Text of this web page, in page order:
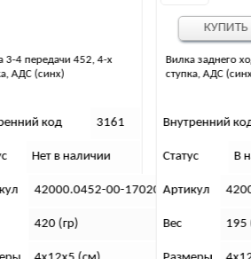
заднего хода 452, 4-х
АДС (синх)
код 1352
В наличии
42000.0452-00-1702022-00
195 (гр)
Вилка заднего
ступка, АДС
Внутренний
Статус В
Артикул
Вес 250
КУПИТЬ